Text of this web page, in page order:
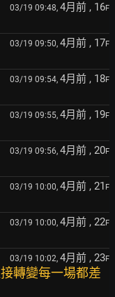
03/19 09:48, 4月前 , 16F
03/19 09:50, 4月前 , 17F
03/19 09:54, 4月前 , 18F
03/19 09:55, 4月前 , 19F
03/19 09:56, 4月前 , 20F
03/19 10:00, 4月前 , 21 F
03/19 10:00, 4月前 , 22F
03/19 10:02, 4月前 , 23F
轉變每一場都差